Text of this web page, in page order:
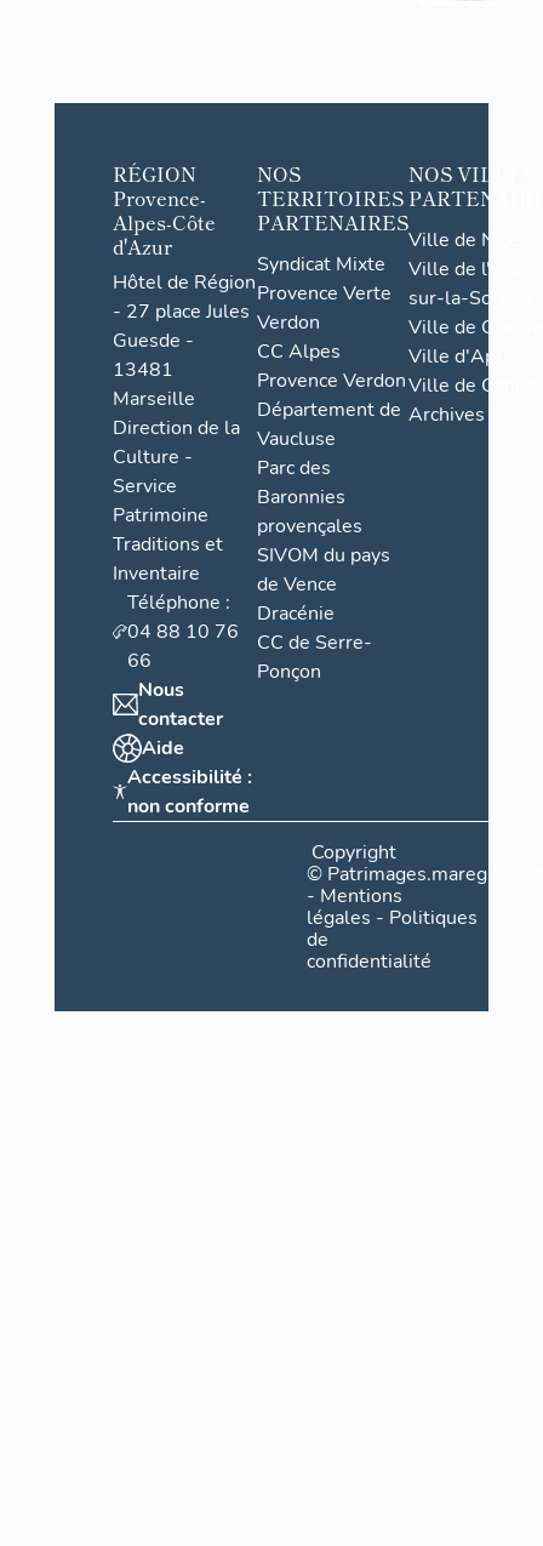
RÉGION
Provence-
Alpes-Côte
d'Azur
Hôtel de Région
- 27 place Jules
Guesde -
13481
Marseille
Direction de la
Culture -
Service
Patrimoine
Traditions et
Inventaire
Téléphone :
04 88 10 76
66
Nous
contacter
Aide
Accessibilité :
non conforme
NOS
TERRITOIRES
PARTENAIRES
Syndicat Mixte
Provence Verte
Verdon
CC Alpes
Provence Verdon
Département de
Vaucluse
Parc des
Baronnies
provençales
SIVOM du pays
de Vence
Dracénie
CC de Serre-
Ponçon
NOS VILLES
Ville de Nice
Ville de l'Isle-
sur-la-Sorgue
Ville de Grasse
Ville d'Apt
Ville de
Archives
Copyright
©
- Mentions
légales - Politiques
de
confidentialité